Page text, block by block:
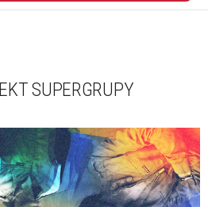
SUPERGRUPY